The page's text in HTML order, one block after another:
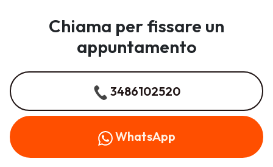
Chiama per fissare un
appuntamento
3486102520
WhatsApp